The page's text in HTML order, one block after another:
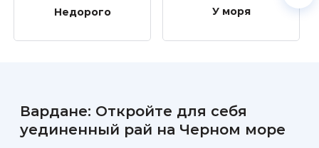
Недорого У моря
Вардане: Откройте для себя
уединенный рай на Черном море